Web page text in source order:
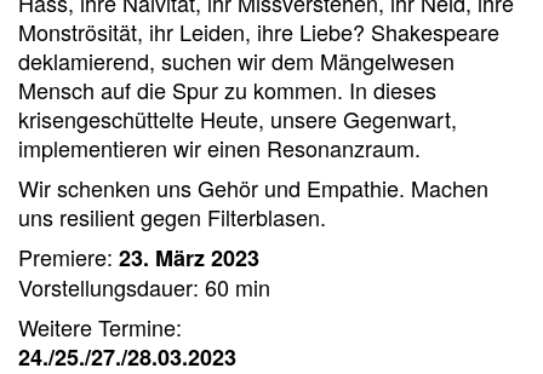
Monströsität, ihr Leiden, ihre Liebe? Shakespeare
deklamierend, suchen wir dem Mängelwesen
Mensch auf die Spur zu kommen. In dieses
krisengeschüttelte Heute, unsere Gegenwart,
implementieren wir einen Resonanzraum.
Wir schenken uns Gehör und Empathie. Machen
uns resilient gegen Filterblasen.
Premiere: 23. März 2023
Vorstellungsdauer: 60 min
Weitere Termine:
24./25./27./28.03.2023